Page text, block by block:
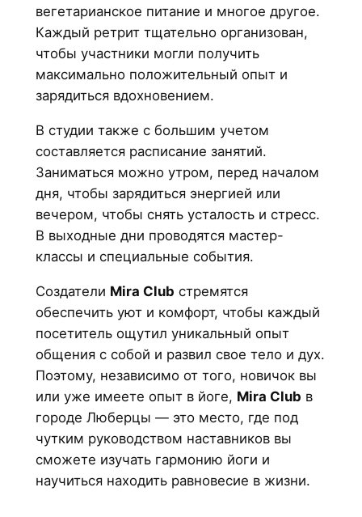
вегетарианское питание и многое другое.
Каждый ретрит тщательно организован,
чтобы участники могли получить
максимально положительный опыт и
зарядиться вдохновением.
В студии также с большим учетом
составляется расписание занятий.
Заниматься можно утром, перед началом
дня, чтобы зарядиться энергией или
вечером, чтобы снять усталость и стресс.
В выходные дни проводятся мастер-
классы и специальные события.
Создатели Mira Club стремятся
обеспечить уют и комфорт, чтобы каждый
посетитель ощутил уникальный опыт
общения с собой и развил свое тело и дух.
Поэтому, независимо от того, новичок вы
или уже имеете опыт в йоге, Mira Club в
городе Люберцы — это место, где под
чутким руководством наставников вы
сможете изучать гармонию йоги и
научиться находить равновесие в жизни.